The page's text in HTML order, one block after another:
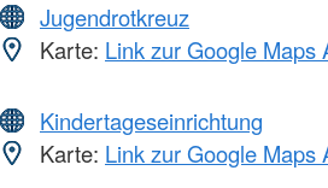
Jugendrotkreuz
Karte: Link zur Google Maps
Kindertageseinrichtung
Karte: Link zur Google Maps